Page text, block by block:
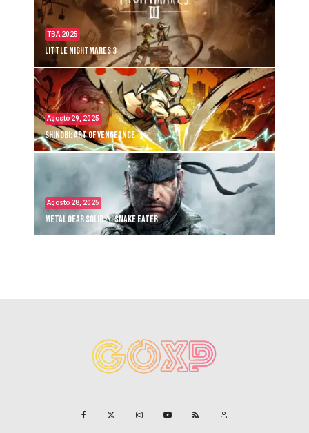
TBA 2025
Little Nightmares 3
Agosto 29, 2025
Shinobi: Art of Vengeance
Agosto 28, 2025
Metal Gear Solid Δ: Snake Eater